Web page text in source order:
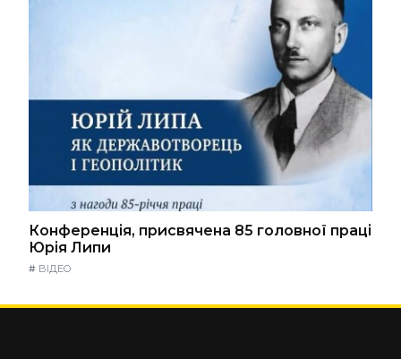
Конференція, присвячена 85 головної праці
Юрія Липи
# ВІДЕО